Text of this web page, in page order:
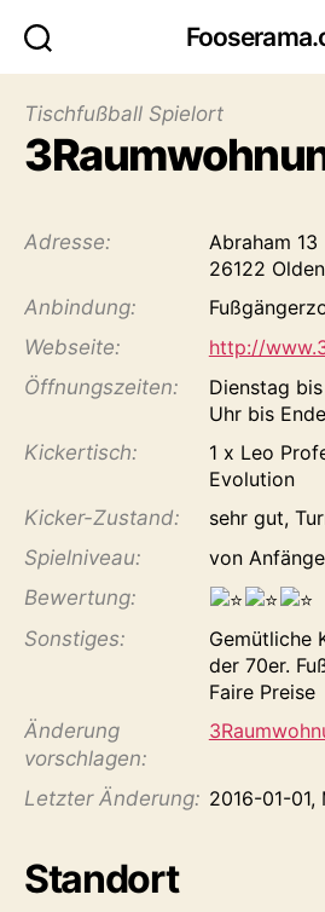
Tischfußball Spielort
Adresse:
Abraham 13
26122
Anbindung:
Webseite:
http://
Öffnungs­zeiten:
Dienstag
Uhr bis Ende
Kicker­tisch:
1 x Leo
Evolution
Kicker-Zustand:
sehr gut,
Spiel­niveau:
von
Bewertung:
Sonstiges:
Gemütliche
der 70er.
Faire Preise
Änderung
vorschlagen:
Letzter Änderung: 2016-01-01,
Standort